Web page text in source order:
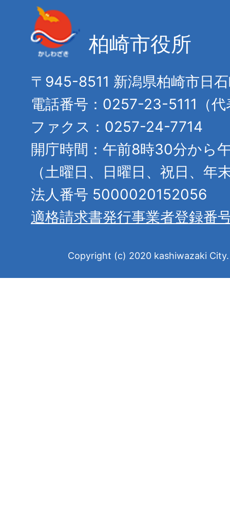
柏崎市役所
〒945-8511 新潟県柏崎市日
電話番号：0257-23-5111（代
ファクス：0257-24-7714
開庁時間：午前8時30分から
（土曜日、日曜日、祝日、年
法人番号 5000020152056
適格請求書発行事業者登録番
Copyright (c) 2020 kashiwazaki